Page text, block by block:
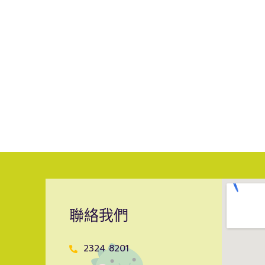
聯絡我們
2324 8201